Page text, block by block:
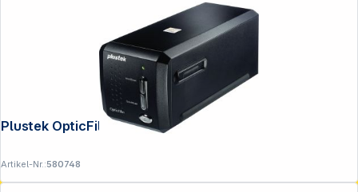
Plustek OpticFilm 8200 i SilverFast SE
Artikel-Nr.:580748